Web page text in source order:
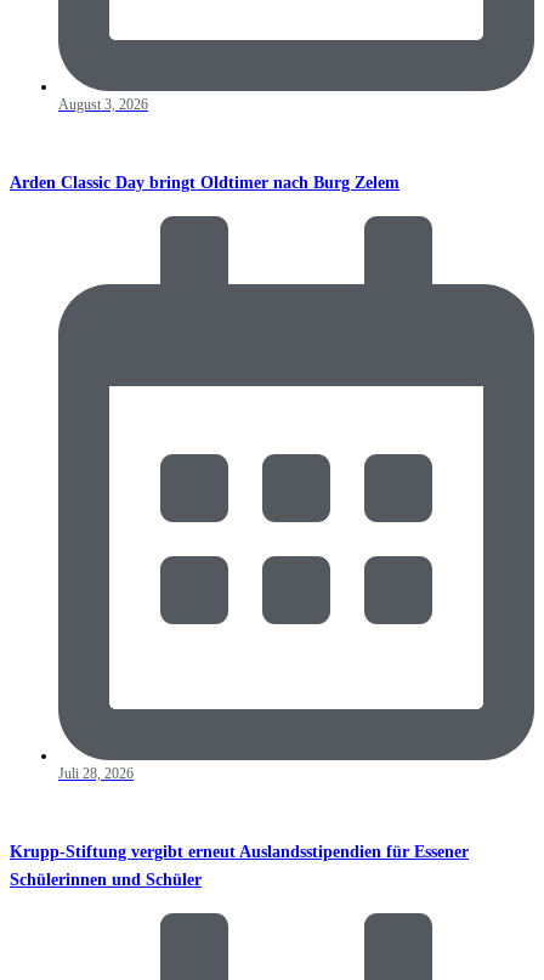
August 3, 2026
Arden Classic Day bringt Oldtimer nach Burg Zelem
Juli 28, 2026
Krupp-Stiftung vergibt erneut Auslandsstipendien für Essener
Schülerinnen und Schüler